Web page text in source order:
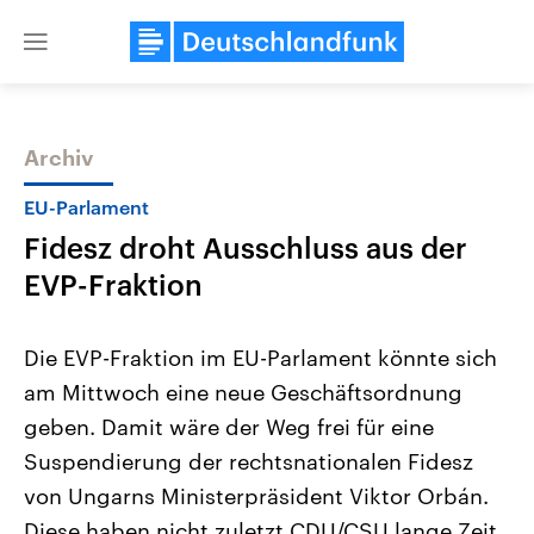
Close
Themen
Landtagswahl Sachsen-Anhalt
2026
Alle Informationen
Sachsen-Anhalt wählt am 6.
September 2026 einen neuen
Landtag. Seit 2021 wird das
Bundesland von einer Koalition aus
USA
Aktuelle Beiträge,
Hintergründe
Wirtschaftlich und
gehören die Vereinigten
den mächtigsten Ländern
mit großem Einfluss auf
Archiv
EU-Parlament
Fidesz droht Ausschluss aus der
EVP-Fraktion
Die EVP-Fraktion im EU-Parlament könnte sich
am Mittwoch eine neue Geschäftsordnung
geben. Damit wäre der Weg frei für eine
Suspendierung der rechtsnationalen Fidesz
von Ungarns Ministerpräsident Viktor Orbán.